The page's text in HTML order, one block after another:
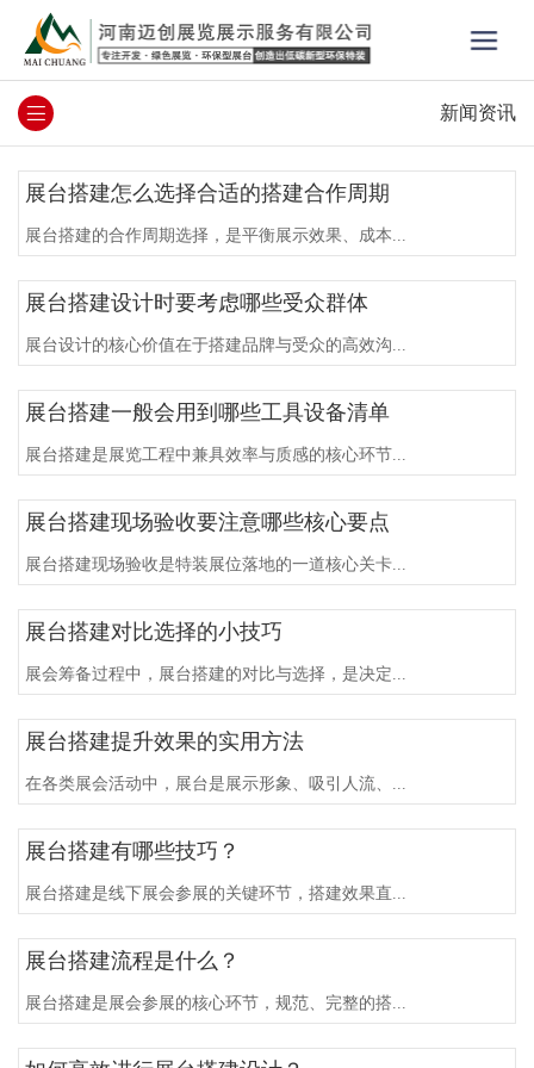
新闻资讯
展台搭建怎么选择合适的搭建合作周期
展台搭建的合作周期选择，是平衡展示效果、成本...
展台搭建设计时要考虑哪些受众群体
展台设计的核心价值在于搭建品牌与受众的高效沟...
展台搭建一般会用到哪些工具设备清单
展台搭建是展览工程中兼具效率与质感的核心环节...
展台搭建现场验收要注意哪些核心要点
展台搭建现场验收是特装展位落地的一道核心关卡...
展台搭建对比选择的小技巧
展会筹备过程中，展台搭建的对比与选择，是决定...
展台搭建提升效果的实用方法
在各类展会活动中，展台是展示形象、吸引人流、...
展台搭建有哪些技巧？
展台搭建是线下展会参展的关键环节，搭建效果直...
展台搭建流程是什么？
展台搭建是展会参展的核心环节，规范、完整的搭...